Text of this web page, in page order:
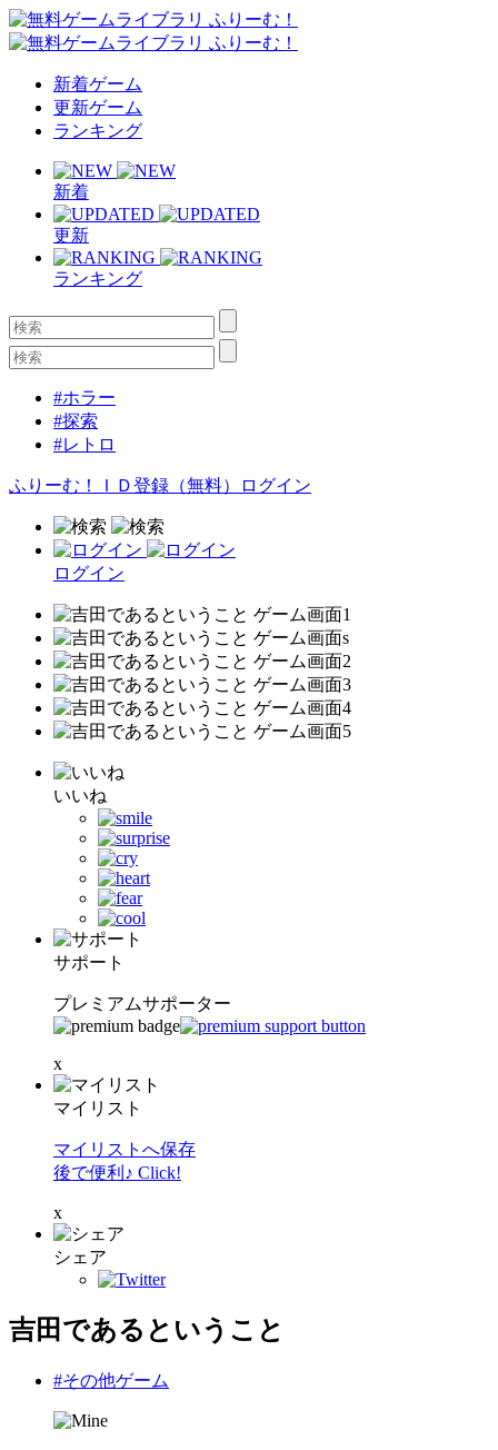
新着ゲーム
更新ゲーム
ランキング
新着
更新
ランキング
#ホラー
#探索
#レトロ
ふりーむ！ＩＤ登録（無料） ログイン
ログイン
いいね
サポート
プレミアムサポーター
x
マイリスト
マイリストへ保存
後で便利♪ Click!
x
シェア
吉田であるということ
#その他ゲーム